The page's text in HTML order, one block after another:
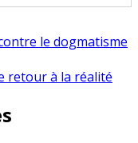
le dogmatisme
retour à la réalité